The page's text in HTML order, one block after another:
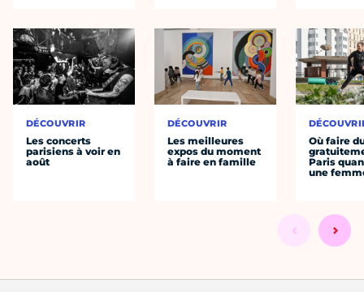
DÉCOUVRIR
Les concerts
parisiens à voir en
août
DÉCOUVRIR
Les meilleures
expos du moment
à faire en famille
Où faire
Paris
une